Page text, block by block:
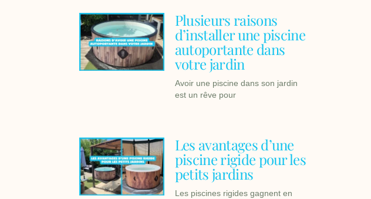
Plusieurs raisons
d’installer une piscine
autoportante dans
votre jardin
Avoir une piscine dans son jardin
est un rêve pour
Les avantages d’une
piscine rigide pour les
petits jardins
Les piscines rigides gagnent en